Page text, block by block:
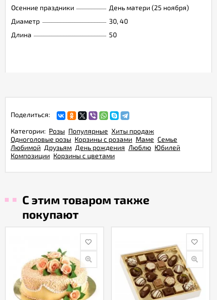
Осенние праздники
День матери (25 ноября)
Диаметр
30, 40
Длина
50
Поделиться:
Категории: Розы Популярные Хиты продаж
Одноголовые розы Корзины с розами Маме Семье
Любимой Друзьям День рождения Люблю Юбилей
Композиции Корзины с цветами
С этим товаром также
покупают